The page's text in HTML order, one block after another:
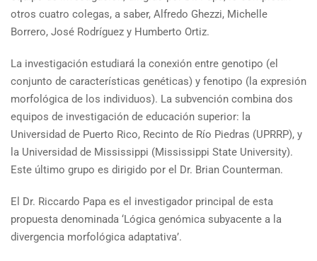
otros cuatro colegas, a saber, Alfredo Ghezzi, Michelle
Borrero, José Rodríguez y Humberto Ortiz.
La investigación estudiará la conexión entre genotipo (el
conjunto de características genéticas) y fenotipo (la expresión
morfológica de los individuos). La subvención combina dos
equipos de investigación de educación superior: la
Universidad de Puerto Rico, Recinto de Río Piedras (UPRRP), y
la Universidad de Mississippi (Mississippi State University).
Este último grupo es dirigido por el Dr. Brian Counterman.
El Dr. Riccardo Papa es el investigador principal de esta
propuesta denominada ‘Lógica genómica subyacente a la
divergencia morfológica adaptativa’.